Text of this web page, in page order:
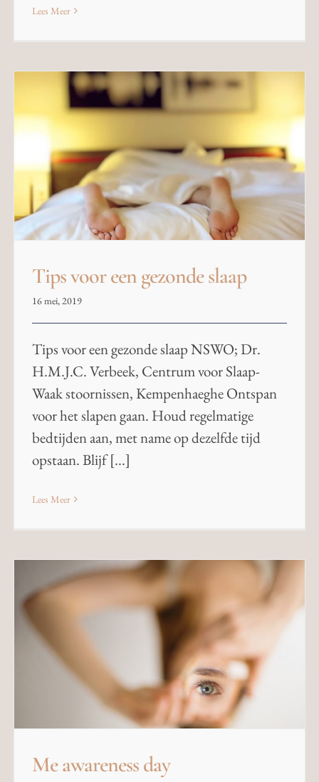
Lees Meer
Tips voor een gezonde slaap
16 mei, 2019
Tips voor een gezonde slaap NSWO; Dr.
H.M.J.C. Verbeek, Centrum voor Slaap-
Waak stoornissen, Kempenhaeghe Ontspan
voor het slapen gaan. Houd regelmatige
bedtijden aan, met name op dezelfde tijd
opstaan. Blijf [...]
Lees Meer
Me awareness day